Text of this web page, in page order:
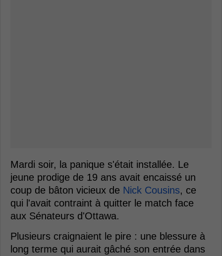
Mardi soir, la panique s'était installée. Le
jeune prodige de 19 ans avait encaissé un
coup de bâton vicieux de Nick Cousins, ce
qui l'avait contraint à quitter le match face
aux Sénateurs d'Ottawa.
Plusieurs craignaient le pire : une blessure à
long terme qui aurait gâché son entrée dans